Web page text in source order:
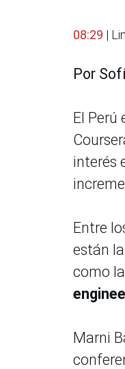
08:29 |
Por
El Perú
interés
Entre
están
como
Marni